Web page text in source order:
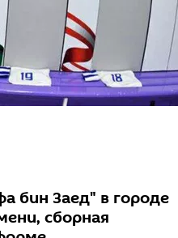
бин Заед" в городе
сборная